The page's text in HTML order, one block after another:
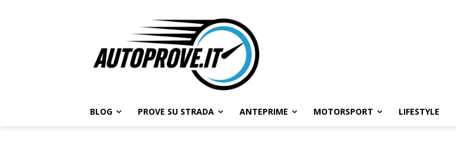
BLOG PROVE SU STRADA ANTEPRIME MOTORSPORT LIFESTYLE